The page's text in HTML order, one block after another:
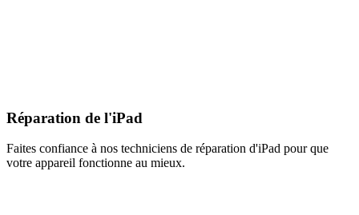
Réparation de l'iPad
Faites confiance à nos techniciens de réparation d'iPad pour que
votre appareil fonctionne au mieux.